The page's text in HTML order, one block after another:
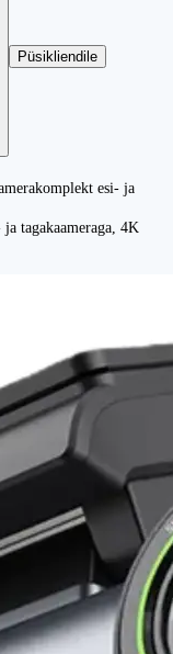
Püsikliendile
esi- ja
tagakaameraga, 4K